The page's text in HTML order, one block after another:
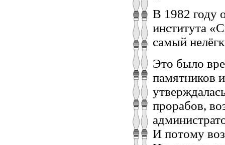
В 1982 году
института
самый
Это было
памятников
прорабов,
И потому